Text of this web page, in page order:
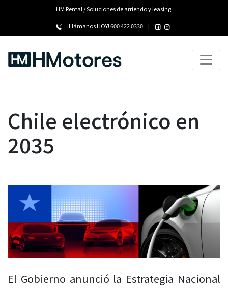
HM Rental / Soluciones de arriendo y leasing.
¡Llámanos HOY!600 422 0330 |
Chile electrónico en
2035
El Gobierno anunció la Estrategia Nacional